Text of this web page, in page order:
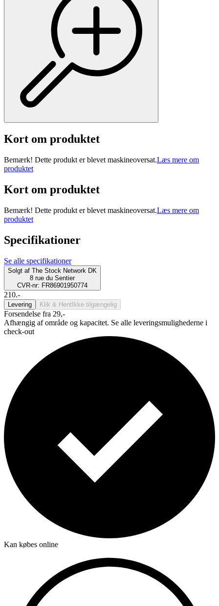
Kort om produktet
Bemærk! Dette produkt er blevet maskineoversat.Læs mere om
produktet
Kort om produktet
Bemærk! Dette produkt er blevet maskineoversat.Læs mere om
produktet
Specifikationer
Se alle specifikationer
Solgt af The Stock Network DK
8 rue du Sentier
CVR-nr: FR86901950774
210.-
Levering Klik & Hent Ikke tilgængelig
Forsendelse fra 29,-
Afhængig af område og kapacitet. Se alle leveringsmulighederne i
check-out
Kan købes online